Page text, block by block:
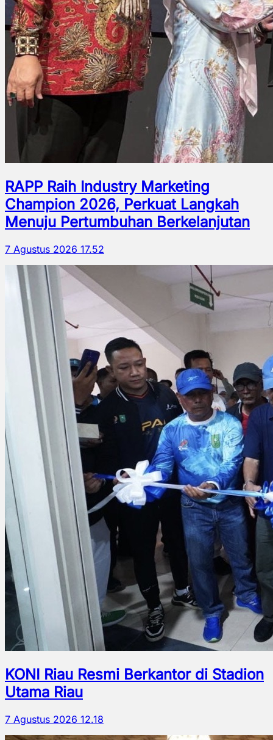
RAPP Raih Industry Marketing
Champion 2026, Perkuat Langkah
Menuju Pertumbuhan Berkelanjutan
7 Agustus 2026 17.52
KONI Riau Resmi Berkantor di Stadion
Utama Riau
7 Agustus 2026 12.18